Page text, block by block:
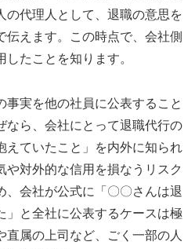
の代理人として、退職の意思を
伝えます。この時点で、会社側
たことを知ります。
事実を他の社員に公表すること
なら、会社にとって退職代行の
えていたこと」を内外に知られ
や対外的な信用を損なうリスク
、会社が公式に「〇〇さんは退
」と全社に公表するケースは極
直属の上司など、ごく一部の人